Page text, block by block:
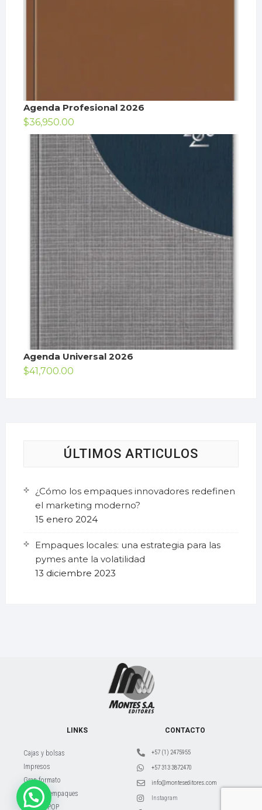
Agenda Profesional 2026
$36,950.00
Agenda Universal 2026
$41,700.00
ÚLTIMOS ARTICULOS
¿Cómo los empaques innovadores redefinen
el marketing moderno?
15 enero 2024
Empaques locales: una estrategia para las
pymes ante la volatilidad
13 diciembre 2023
LINKS
Cajas y bolsas
Impresos
Gran formato
Bolsas y empaques
Material POP
CONTACTO
+57 (1) 2475955
+57 313 3872470
info@monteseditores.com
Instagram